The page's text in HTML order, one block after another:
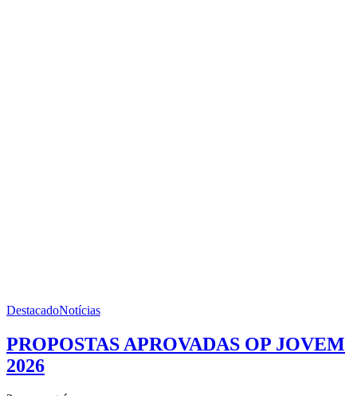
DestacadoNotícias
PROPOSTAS APROVADAS OP JOVEM
2026